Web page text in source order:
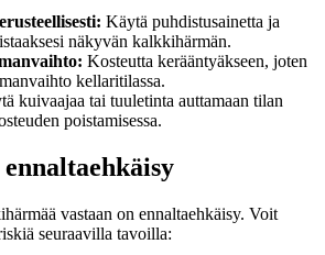
Käytä puhdistusainetta ja
näkyvän kalkkihärmän.
Kosteutta kerääntyäkseen, joten
kellaritilassa.
kuivaajaa tai tuuletinta auttamaan tilan
poistamisessa.
vastaan on ennaltaehkäisy. Voit
seuraavilla tavoilla: